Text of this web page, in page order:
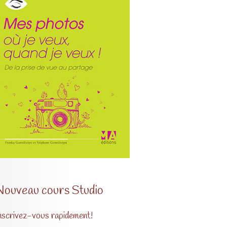
cours Studio
vous rapidement!